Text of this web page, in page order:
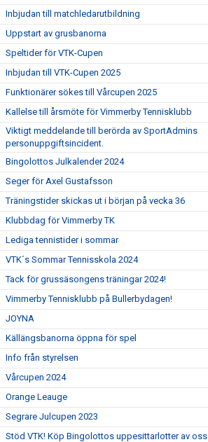
Inbjudan till matchledarutbildning
Uppstart av grusbanorna
Speltider för VTK-Cupen
Inbjudan till VTK-Cupen 2025
Funktionärer sökes till Vårcupen 2025
Kallelse till årsmöte för Vimmerby Tennisklubb
Viktigt meddelande till berörda av SportAdmins
personuppgiftsincident.
Bingolottos Julkalender 2024
Seger för Axel Gustafsson
Träningstider skickas ut i början på vecka 36
Klubbdag för Vimmerby TK
Lediga tennistider i sommar
VTK´s Sommar Tennisskola 2024
Tack för grussäsongens träningar 2024!
Vimmerby Tennisklubb på Bullerbydagen!
JOYNA
Källängsbanorna öppna för spel
Info från styrelsen
Vårcupen 2024
Orange Leauge
Segrare Julcupen 2023
Stöd VTK! Köp Bingolottos uppesittarlotter av oss